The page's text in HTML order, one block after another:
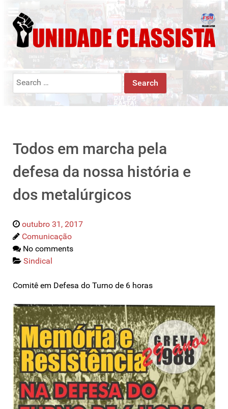
Search
Todos em marcha pela
defesa da nossa história e
dos metalúrgicos
outubro 31, 2017
Comunicação
No comments
Sindical
Comitê em Defesa do Turno de 6 horas